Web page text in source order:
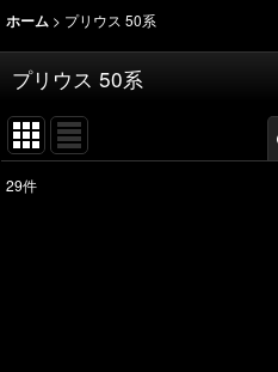
ホーム > プリウス 50系
プリウス 50系
29件